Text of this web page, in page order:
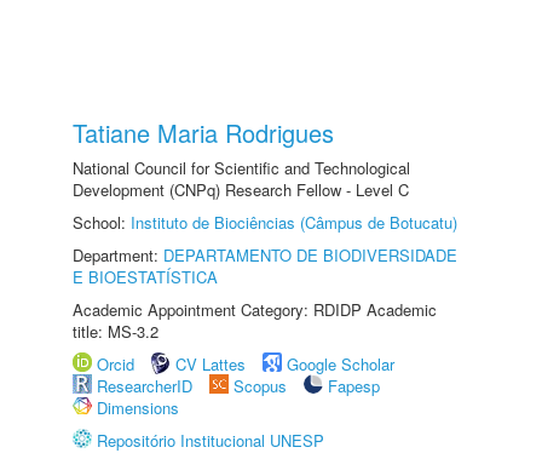
Tatiane Maria Rodrigues
National Council for Scientific and Technological
Development (CNPq) Research Fellow - Level C
School: Instituto de Biociências (Câmpus de Botucatu)
Department: DEPARTAMENTO DE BIODIVERSIDADE
E BIOESTATÍSTICA
Academic Appointment Category: RDIDP Academic
title: MS-3.2
Orcid
CV Lattes
Google Scholar
ResearcherID
Scopus
Fapesp
Dimensions
Repositório Institucional UNESP